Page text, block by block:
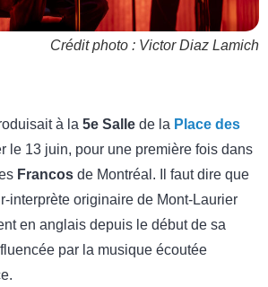
Crédit photo : Victor Diaz Lamich
à la 5e Salle de la Place des
le 13 juin, pour une première fois dans
Francos de Montréal. Il faut dire que
interprète originaire de Mont-Laurier
en anglais depuis le début de sa
par la musique écoutée